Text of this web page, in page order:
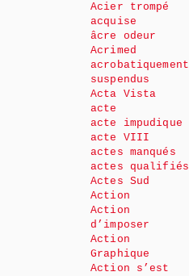
Acier trompé
acquise
âcre odeur
Acrimed
acrobatiquement
suspendus
Acta Vista
acte
acte impudique
acte VIII
actes manqués
actes qualifiés
Actes Sud
Action
Action
d’imposer
Action
Graphique
Action s’est